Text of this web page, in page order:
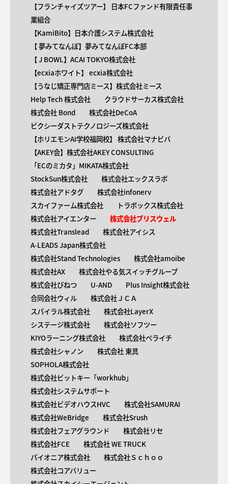
【​フランチャイズツアー】 日本FCファンド有限責任事
業組合
【KamiBito​】日本介護システム株式会社
【 ​夢みてなんぼ】夢みてなんぼFC本部
【 ​J BOWL】ACAI TOKYO株式会社
【​ecxiaホワイト】 ecxia株式会社
【​うなじ矯正専門店ミース】株式会社ミース
Help Tech 株式会社
クラウドサーカス株式会社
株式会社 Bond
株式会社DeCoA
ピクシーダストテクノロジーズ株式会社
【ホリエモンAI学校福岡校】 株式会社マナビバ
【AKEY会】株式会社AKEY CONSULTING
「ECのミカタ」MIKATA株式会社
StockSun株式会社
株式会社エックスラボ
株式会社アドタグ
株式会社infonerv
スカイファーム株式会社
トラボックス株式会社
株式会社アイエンター
株式会社ブリスウェル
株式会社Translead
株式会社アイシス
A-LEADS Japan株式会社
株式会社Stand Technologies
株式会社amoibe
株式会社AX
株式会社やる気スイッチグループ
株式会社びねつ
U-AND
Plus Insight株式会社
合同会社ウィル
株式会社ＪＣＡ
スパイラル株式会社
株式会社LayerX
システージ株式会社
株式会社ソフツー
KIYOラーニング株式会社
株式会社ペライチ
株式会社シャノン
株式会社 東具
SOPHOLA株式会社
株式会社ビットキー「workhub」
株式会社システムサポート
株式会社ビデオハウスHVC
株式会社SAMURAI
株式会社WeBridge
株式会社Srush
株式会社フェアグラウンド
株式会社リセ
株式会社FCE
株式会社 WE TRUCK
パイオニア株式会社
株式会社Ｓｃｈｏｏ
株式会社コアバリュー